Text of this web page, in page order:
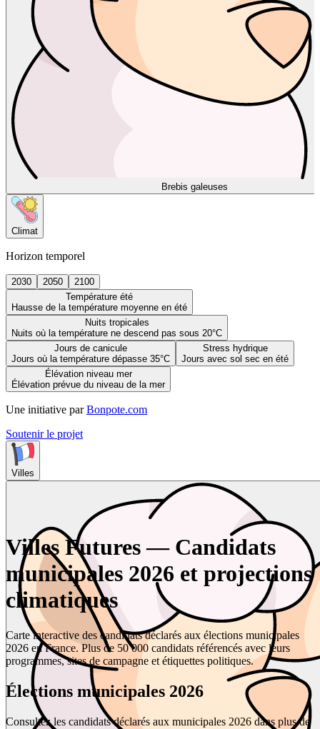
Brebis galeuses
Climat
Horizon temporel
2030 2050
2100
Température été
Hausse de la température moyenne en été
Nuits tropicales
Nuits où la température ne descend pas sous 20°C
Jours de canicule
Jours où la température dépasse 35°C
Stress hydrique
Jours avec sol sec en été
Élévation niveau mer
Élévation prévue du niveau de la mer
Une initiative par Bonpote.com
Soutenir le projet
Villes
Villes Futures — Candidats
municipales 2026 et projections
climatiques
Carte interactive des candidats déclarés aux élections municipales
2026 en France. Plus de 50 000 candidats référencés avec leurs
programmes, sites de campagne et étiquettes politiques.
Élections municipales 2026
Consultez les candidats déclarés aux municipales 2026 dans plus de